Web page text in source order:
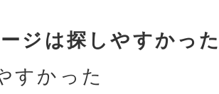
ジは探しやすかっ
すかった